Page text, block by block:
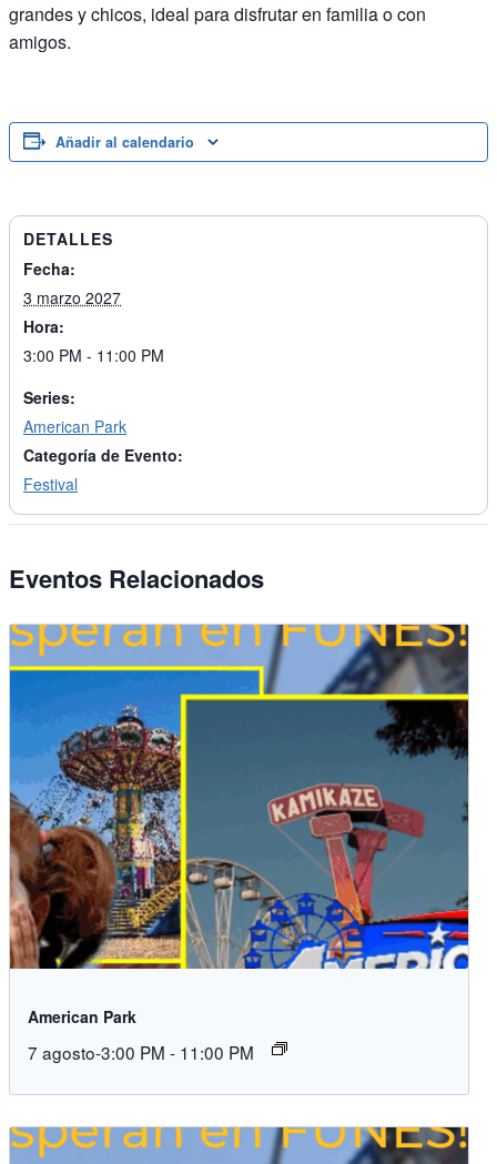
grandes y chicos, ideal para disfrutar en familia o con
amigos.
Añadir al calendario
DETALLES
Fecha:
3 marzo 2027
Hora:
3:00 PM - 11:00 PM
Series:
American Park
Categoría de Evento:
Festival
Eventos Relacionados
American Park
7 agosto-3:00 PM - 11:00 PM